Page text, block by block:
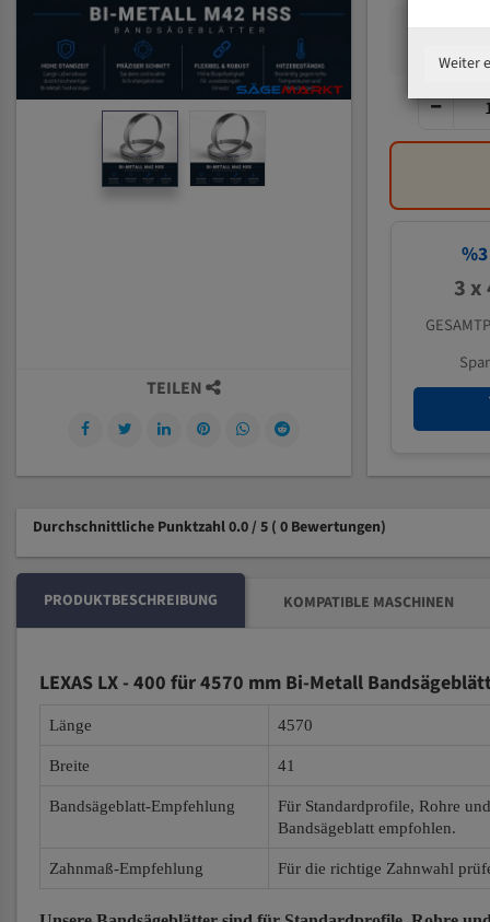
%3
3 x
TEILEN
Durchschnittliche Punktzahl 0.0 / 5 ( 0 Bewertungen)
PRODUKTBESCHREIBUNG KOMPATIBLE MASCHINEN
LEXAS LX - 400 für 4570 mm Bi-Metall
Länge 4570
Breite 41
Bandsägeblatt-Empfehlung
Für Standardprofile, Rohre
Bandsägeblatt empfohlen.
Zahnmaß-Empfehlung Für die richtige Zahnwahl
Weiter